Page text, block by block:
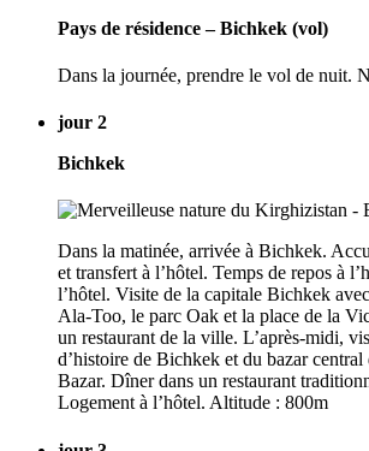
Pays de résidence – Bichkek (vol)
Dans la journée, prendre le vol de nuit.
jour 2
Bichkek
Dans la matinée, arrivée à Bichkek.
et transfert à l’hôtel. Temps de repos à
l’hôtel. Visite de la capitale Bichkek
Ala-Too, le parc Oak et la place de la
un restaurant de la ville. L’après-midi,
d’histoire de Bichkek et du bazar
Bazar. Dîner dans un restaurant
Logement à l’hôtel. Altitude : 800m